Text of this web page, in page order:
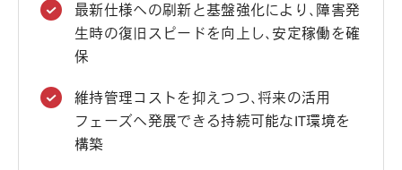
最新仕様への刷新と基盤強化により、障害発
生時の復旧スピードを向上し、安定稼働を確
保
維持管理コストを抑えつつ、将来の活用
フェーズへ発展できる持続可能なIT環境を
構築